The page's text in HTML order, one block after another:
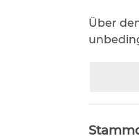
Über